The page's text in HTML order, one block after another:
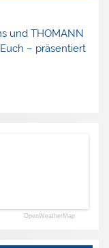
und THOMANN
– präsentiert
OpenWeatherMap